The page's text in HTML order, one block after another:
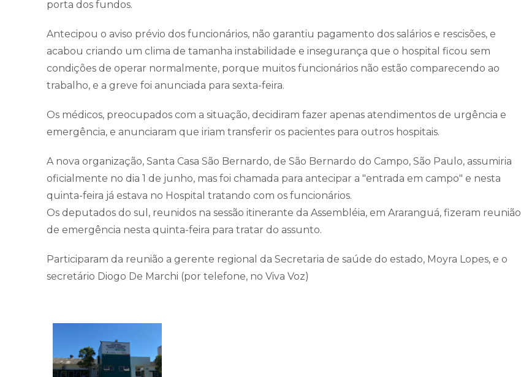
porta dos fundos.
Antecipou o aviso prévio dos funcionários, não garantiu pagamento dos salários e rescisões, e
acabou criando um clima de tamanha instabilidade e insegurança que o hospital ficou sem
condições de operar normalmente, porque muitos funcionários não estão comparecendo ao
trabalho, e a greve foi anunciada para sexta-feira.
Os médicos, preocupados com a situação, decidiram fazer apenas atendimentos de urgência e
emergência, e anunciaram que iriam transferir os pacientes para outros hospitais.
A nova organização, Santa Casa São Bernardo, de São Bernardo do Campo, São Paulo, assumiria
oficialmente no dia 1 de junho, mas foi chamada para antecipar a "entrada em campo" e nesta
quinta-feira já estava no Hospital tratando com os funcionários.
Os deputados do sul, reunidos na sessão itinerante da Assembléia, em Araranguá, fizeram reunião
de emergência nesta quinta-feira para tratar do assunto.
Participaram da reunião a gerente regional da Secretaria de saúde do estado, Moyra Lopes, e o
secretário Diogo De Marchi (por telefone, no Viva Voz)